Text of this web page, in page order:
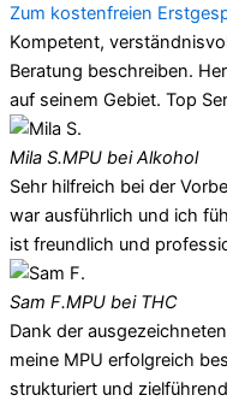
Zum kostenfreien
Kompetent,
Beratung beschreiben.
auf seinem Gebiet. Top
Mila S.MPU bei Alkohol
Sehr hilfreich bei der
war ausführlich und ich
ist freundlich und
Sam F.MPU bei THC
Dank der
meine MPU erfolgreich
strukturiert und